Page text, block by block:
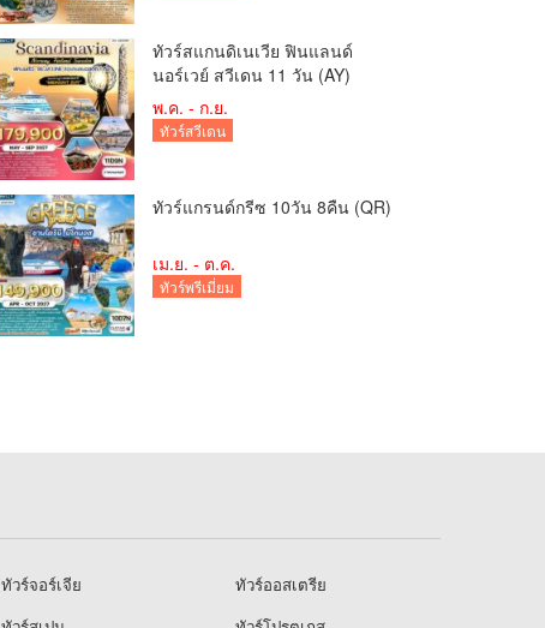
ทัวร์สแกนดิเนเวีย ฟินแลนด์
นอร์เวย์ สวีเดน 11 วัน (AY)
พ.ค. - ก.ย.
ทัวร์สวีเดน
ทัวร์แกรนด์กรีซ 10วัน 8คืน (QR)
เม.ย. - ต.ค.
ทัวร์พรีเมี่ยม
ทัวร์จอร์เจีย
ทัวร์ออสเตรีย